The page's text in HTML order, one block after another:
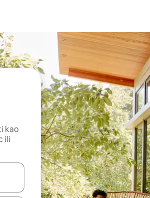
kao
ili
koristeći se strelicama prema gore i